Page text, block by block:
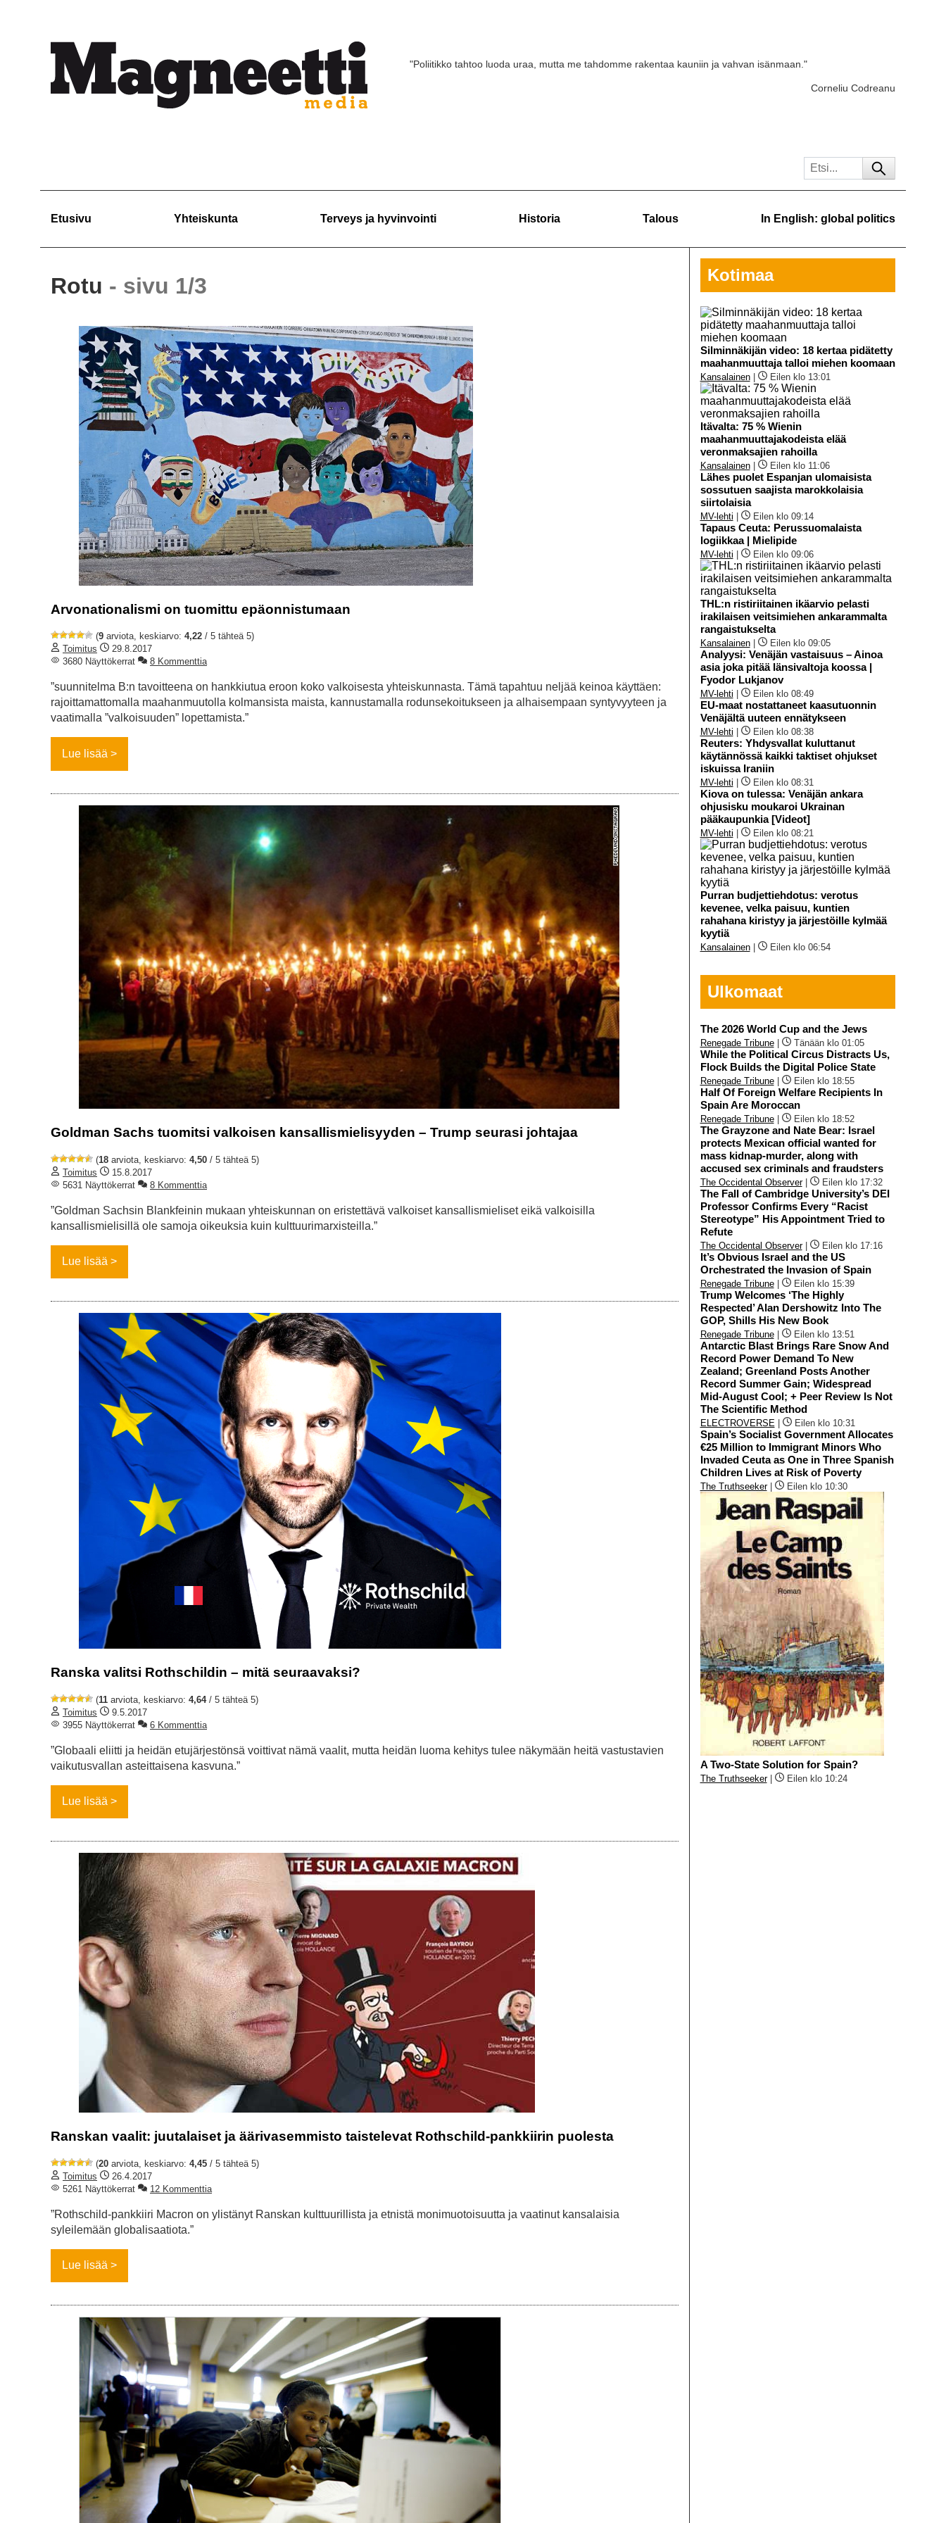
"Poliitikko tahtoo luoda uraa, mutta me tahdomme rakentaa kauniin ja vahvan isänmaan."
Corneliu Codreanu
Etusivu Yhteiskunta Terveys ja hyvinvointi Historia Talous In English: global politics
Rotu - sivu 1/3
Arvonationalismi on tuomittu epäonnistumaan
(9 arviota, keskiarvo: 4,22 / 5 tähteä 5)
Toimitus
29.8.2017
3680 Näyttökerrat
8 Kommenttia
”suunnitelma B:n tavoitteena on hankkiutua eroon koko valkoisesta yhteiskunnasta. Tämä tapahtuu neljää keinoa käyttäen:
rajoittamattomalla maahanmuutolla kolmansista maista, kannustamalla rodunsekoitukseen ja alhaisempaan syntyvyyteen ja
vaatimalla ”valkoisuuden” lopettamista.”
Lue lisää
Goldman Sachs tuomitsi valkoisen kansallismielisyyden – Trump seurasi johtajaa
(18 arviota, keskiarvo: 4,50 / 5 tähteä 5)
Toimitus
15.8.2017
5631 Näyttökerrat
8 Kommenttia
”Goldman Sachsin Blankfeinin mukaan yhteiskunnan on eristettävä valkoiset kansallismieliset eikä valkoisilla
kansallismielisillä ole samoja oikeuksia kuin kulttuurimarxisteilla.”
Lue lisää
Ranska valitsi Rothschildin – mitä seuraavaksi?
(11 arviota, keskiarvo: 4,64/ 5 tähteä 5)
Toimitus
9.5.2017
3955 Näyttökerrat
6 Kommenttia
”Globaali eliitti ja heidän etujärjestönsä voittivat nämä vaalit, mutta heidän luoma kehitys tulee näkymään heitä vastustavien
vaikutusvallan asteittaisena kasvuna.”
Lue lisää
Ranskan vaalit: juutalaiset ja äärivasemmisto taistelevat Rothschild-pankkiirin puolesta
(20 arviota, keskiarvo: 4,45 / 5 tähteä 5)
Toimitus
26.4.2017
5261 Näyttökerrat
12 Kommenttia
”Rothschild-pankkiiri Macron on ylistänyt Ranskan kulttuurillista ja etnistä monimuotoisuutta ja vaatinut kansalaisia
syleilemään globalisaatiota.”
Lue lisää
Kotimaa
Silminnäkijän video: 18 kertaa pidätetty
maahanmuuttaja talloi miehen koomaan
Kansalainen| Eilen klo 13:01
Itävalta: 75 % Wienin
maahanmuuttajakodeista elää
veronmaksajien rahoilla
Kansalainen| Eilen klo 11:06
Lähes puolet Espanjan ulomaisista
sossutuen saajista marokkolaisia
siirtolaisia
MV-lehti Eilen klo 09:14
Tapaus Ceuta: Perussuomalaista
logiikkaa | Mielipide
MV-lehti Eilen klo 09:06
THL:n ristiriitainen ikäarvio pelasti
irakilaisen veitsimiehen ankarammalta
rangaistukselta
Kansalainen| Eilen klo 09:05
Analyysi: Venäjän vastaisuus – Ainoa
asia joka pitää länsivaltoja koossa |
Fyodor Lukjanov
MV-lehti Eilen klo 08:49
EU-maat nostattaneet kaasutuonnin
Venäjältä uuteen ennätykseen
MV-lehti Eilen klo 08:38
Reuters: Yhdysvallat kuluttanut
käytännössä kaikki taktiset ohjukset
iskuissa Iraniin
MV-lehti Eilen klo 08:31
Kiova on tulessa: Venäjän ankara
ohjusisku moukaroi Ukrainan
pääkaupunkia [Videot]
MV-lehti Eilen klo 08:21
Purran budjettiehdotus: verotus
kevenee, velka paisuu, kuntien
rahahana kiristyy ja järjestöille kylmää
kyytiä
Kansalainen| Eilen klo 06:54
Ulkomaat
The 2026 World Cup and the Jews
Renegade Tribune| Tänään klo 01:05
While the Political Circus Distracts Us,
Flock Builds the Digital Police State
Renegade Tribune| Eilen klo 18:55
Half Of Foreign Welfare Recipients In
Spain Are Moroccan
Renegade Tribune| Eilen klo 18:52
The Grayzone and Nate Bear: Israel
protects Mexican official wanted for
mass kidnap-murder, along with
accused sex criminals and fraudsters
The Occidental Observer| Eilen klo 17:32
The Fall of Cambridge University’s DEI
Professor Confirms Every “Racist
Stereotype” His Appointment Tried to
Refute
The Occidental Observer| Eilen klo 17:16
It’s Obvious Israel and the US
Orchestrated the Invasion of Spain
Renegade Tribune| Eilen klo 15:39
Trump Welcomes ‘The Highly
Respected’ Alan Dershowitz Into The
GOP, Shills His New Book
Renegade Tribune| Eilen klo 13:51
Antarctic Blast Brings Rare Snow And
Record Power Demand To New
Zealand; Greenland Posts Another
Record Summer Gain; Widespread
Mid-August Cool; + Peer Review Is Not
The Scientific Method
ELECTROVERSE Eilen klo 10:31
Spain’s Socialist Government Allocates
€25 Million to Immigrant Minors Who
Invaded Ceuta as One in Three Spanish
Children Lives at Risk of Poverty
The Truthseeker| Eilen klo 10:30
A Two-State Solution for Spain?
The Truthseeker| Eilen klo 10:24